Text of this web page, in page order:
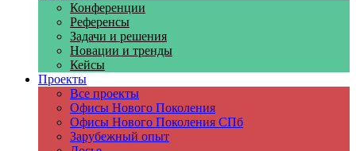
Конференции
Референсы
Задачи и решения
Новации и тренды
Кейсы
Проекты
Все проекты
Офисы Нового Поколения
Офисы Нового Поколения СПб
Зарубежный опыт